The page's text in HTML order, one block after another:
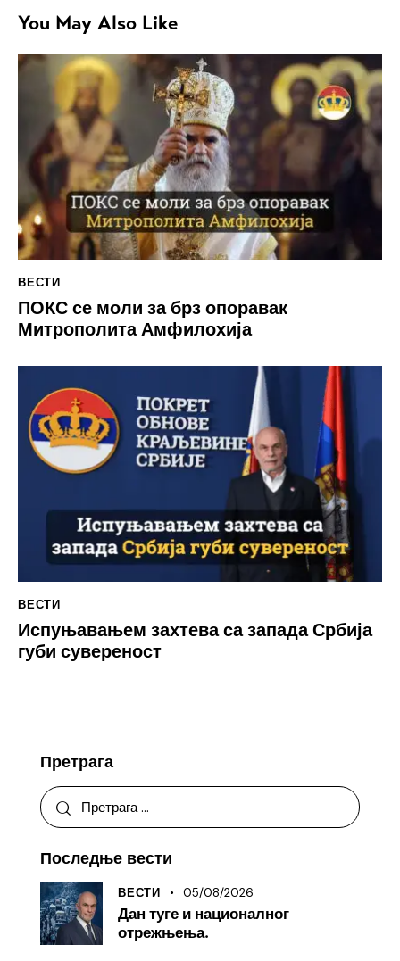
You May Also Like
ВЕСТИ
ПОКС се моли за брз опоравак
Митрополита Амфилохија
ВЕСТИ
Испуњавањем захтева са запада Србија
губи сувереност
Претрага
Последње вести
ВЕСТИ 05/08/2026
Дан туге и националног
отрежњења.